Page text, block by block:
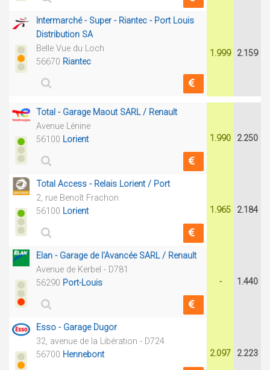
Intermarché - Super - Riantec - Port Louis
Distribution SA
Belle Vue du Loch
56670 Riantec
1.999 2.159
Total - Garage Maout SARL / Renault
Avenue Lénine
56100 Lorient 1.990 2.250
Total Access - Relais Lorient / Port
2, rue Benoît Frachon
56100 Lorient 1.965 2.184
Elan - Garage de l'Avancée SARL / Renault
Avenue de Kerbel - D781
56290 Port-Louis - 1.440
Esso - Garage Dugor
32, avenue de la Libération - D724
56700 Hennebont 2.097 2.223